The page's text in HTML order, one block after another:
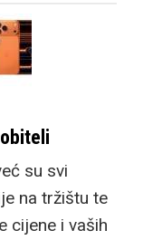
su svi
na tržištu te
cijene i vaših